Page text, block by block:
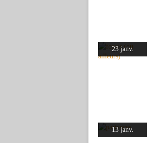
23 janv.
13 janv.